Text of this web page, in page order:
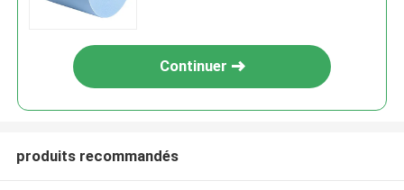
Continuer
produits recommandés